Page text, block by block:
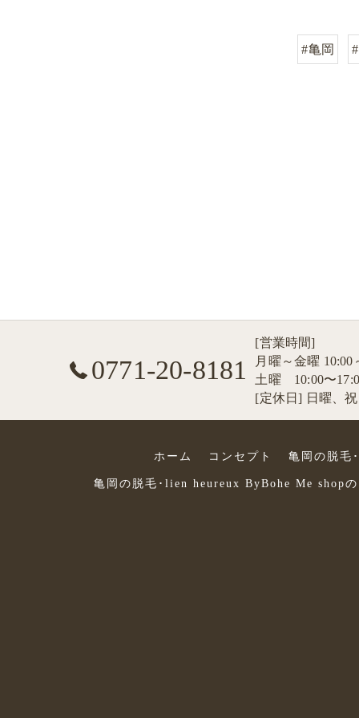
#亀岡
0771-20-8181
[営業時間]
月曜～金曜 10:00
土曜 10:00〜
[定休日] 日曜、祝
ホーム コンセプト 亀岡の脱毛
亀岡の脱毛･lien heureux ByBohe Me shopの